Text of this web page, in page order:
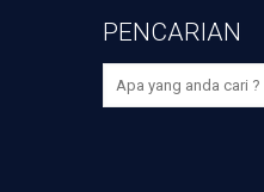
PENCARIAN